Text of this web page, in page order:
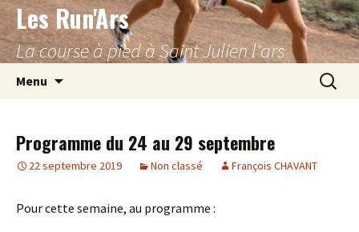
Aller
au
contenu
Les Run'Ars
La course à pied à Saint Julien l'ars
Menu
Programme du 24 au 29 septembre
22 septembre 2019 Non classé François CHAVANT
Pour cette semaine, au programme :